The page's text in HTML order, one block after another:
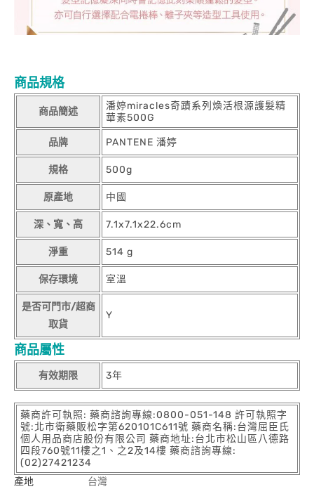
商品規格
商品簡述
潘婷miracles奇蹟系列煥活根源護髮精
華素500G
品牌 PANTENE 潘婷
規格 500g
原產地 中國
深、寬、高 7.1x7.1x22.6cm
淨重 514 g
保存環境 室溫
是否可門市/超商
取貨
Y
商品屬性
有效期限 3年
藥商許可執照: 藥商諮詢專線:0800-051-148 許可執照字
號:北市衛藥販松字第620101C611號 藥商名稱:台灣屈臣氏
個人用品商店股份有限公司 藥商地址:台北市松山區八德路
四段760號11樓之1、之2及14樓 藥商諮詢專線:
(02)27421234
產地
台灣